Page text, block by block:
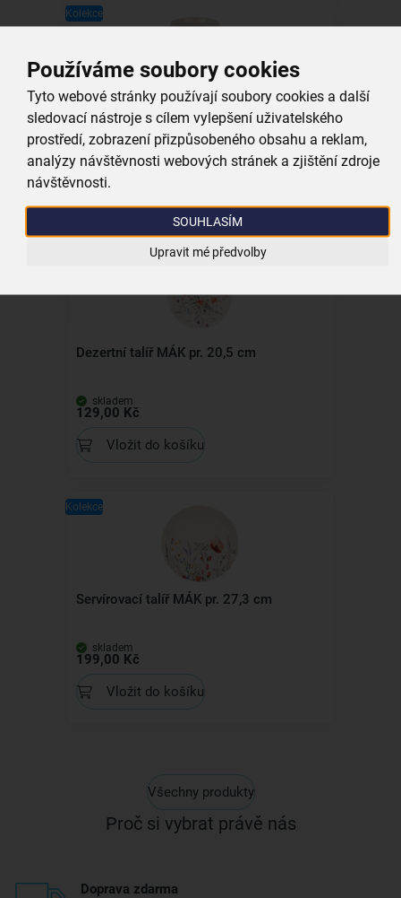
Používáme soubory cookies
Tyto webové stránky používají soubory cookies a další
sledovací nástroje s cílem vylepšení uživatelského
prostředí, zobrazení přizpůsobeného obsahu a reklam,
analýzy návštěvnosti webových stránek a zjištění zdroje
návštěvnosti.
SOUHLASÍM
Upravit mé předvolby
Kolekce
Hrnek MÁK 0,36 l
skladem
119,00 Kč
Dezertní talíř MÁK pr. 20,5 cm
skladem
129,00 Kč
Vložit do košíku
Kolekce
Servírovací talíř MÁK pr. 27,3 cm
skladem
199,00 Kč
Vložit do košíku
Všechny produkty
Proč si vybrat právě nás
Doprava zdarma